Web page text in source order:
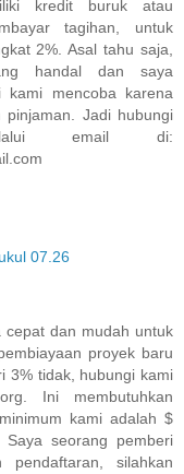
kredit buruk atau
tagihan, untuk
2%. Asal tahu saja,
handal dan saya
kami mencoba karena
pinjaman. Jadi hubungi
email di:
07.26
cepat dan mudah untuk
proyek baru
3% tidak, hubungi kami
Ini membutuhkan
kami adalah $
Saya seorang pemberi
silahkan